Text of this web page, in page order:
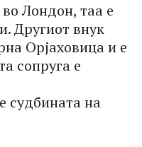
Лондон, таа е
Другиот внук
Орјаховица и е
сопруга е
судбината на